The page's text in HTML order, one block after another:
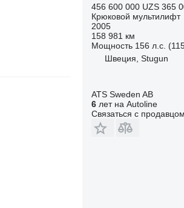
456 600 000 UZS 365
Крюковой мультилифт
2005
158 981 км
Мощность 156 л.с.
Швеция, Stugun
ATS Sweden AB
6лет на Autoline
Связаться с продавцом